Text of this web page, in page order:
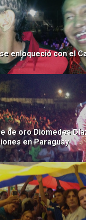
enloqueció con el
de oro Diomedes
en Paraguay